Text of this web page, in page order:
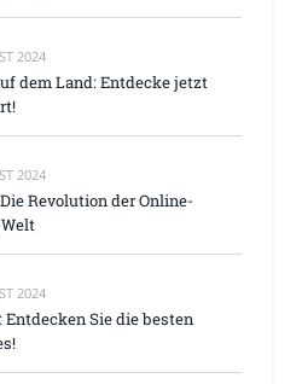
2024
dem Land: Entdecke jetzt
2024
Revolution der Online-
2024
Entdecken Sie die besten